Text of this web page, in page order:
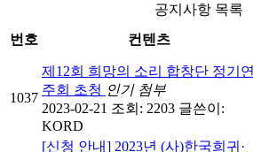
공지사항 목록
번호
컨텐츠
1037
제12회 희망의 소리 합창단 정기연
주회 초청 인기 첨부
2023-02-21 조회: 2203 글쓴이:
KORD
[신청 안내] 2023년 (사)한국희귀·